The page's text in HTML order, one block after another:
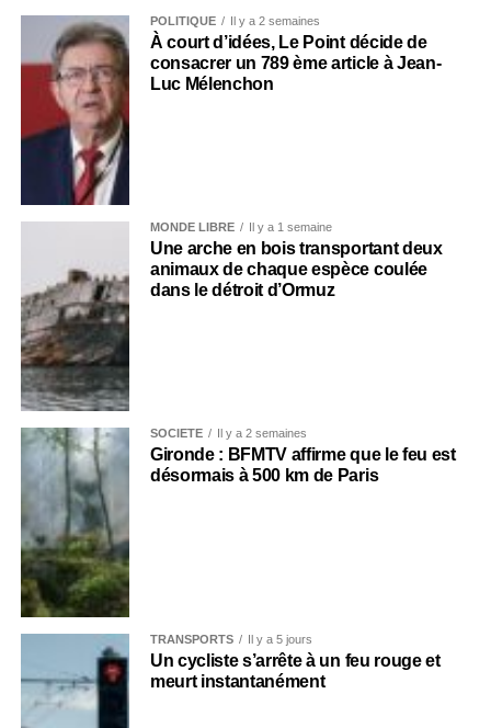
POLITIQUE Il y a 2 semaines
À court d’idées, Le Point décide de
consacrer un 789 ème article à Jean-
Luc Mélenchon
MONDE LIBRE Il y a 1 semaine
Une arche en bois transportant deux
animaux de chaque espèce coulée
dans le détroit d’Ormuz
SOCIÉTÉ Il y a 2 semaines
Gironde : BFMTV affirme que le feu est
désormais à 500 km de Paris
TRANSPORTS Il y a 5 jours
Un cycliste s’arrête à un feu rouge et
meurt instantanément